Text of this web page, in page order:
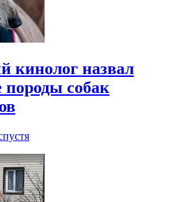
кинолог назвал
собак